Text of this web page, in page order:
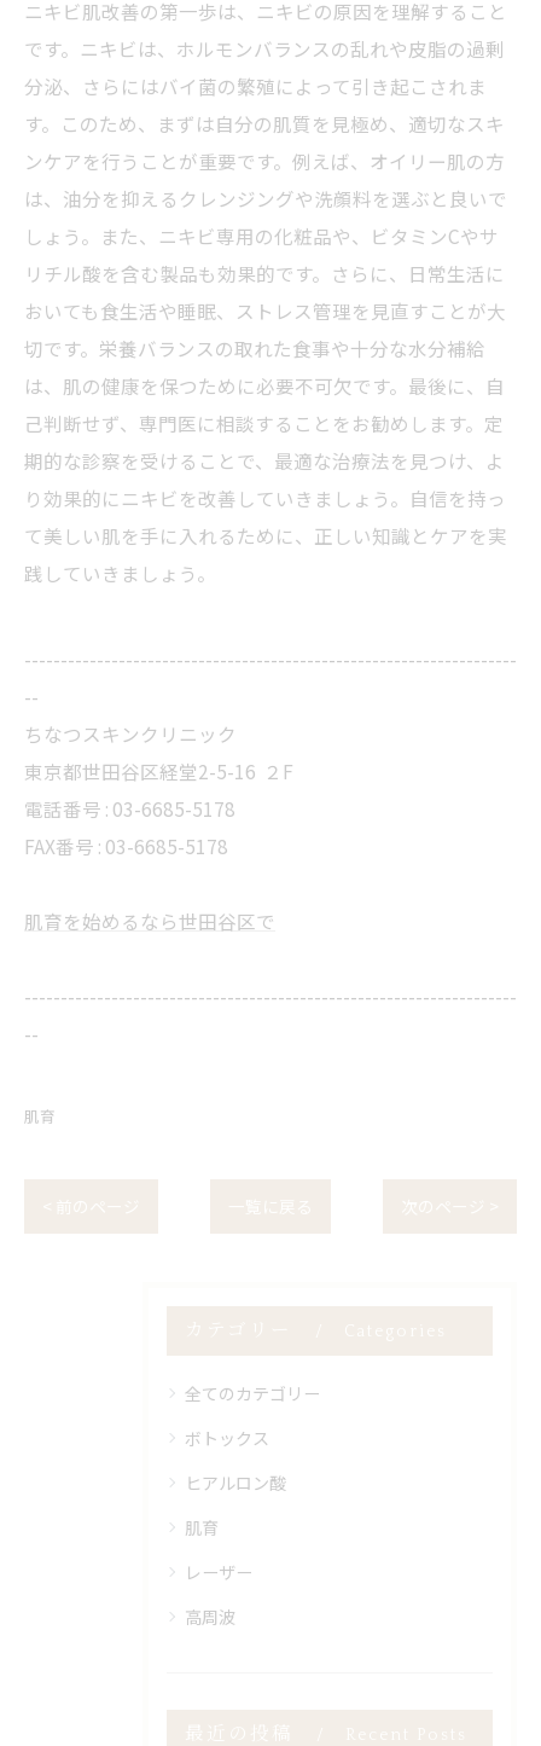
ニキビ肌改善の第一歩は、ニキビの原因を理解すること
です。ニキビは、ホルモンバランスの乱れや皮脂の過剰
分泌、さらにはバイ菌の繁殖によって引き起こされま
す。このため、まずは自分の肌質を見極め、適切なスキ
ンケアを行うことが重要です。例えば、オイリー肌の方
は、油分を抑えるクレンジングや洗顔料を選ぶと良いで
しょう。また、ニキビ専用の化粧品や、ビタミンCやサ
リチル酸を含む製品も効果的です。さらに、日常生活に
おいても食生活や睡眠、ストレス管理を見直すことが大
切です。栄養バランスの取れた食事や十分な水分補給
は、肌の健康を保つために必要不可欠です。最後に、自
己判断せず、専門医に相談することをお勧めします。定
期的な診察を受けることで、最適な治療法を見つけ、よ
り効果的にニキビを改善していきましょう。自信を持っ
て美しい肌を手に入れるために、正しい知識とケアを実
践していきましょう。
--------------------------------------------------------------------
--
ちなつスキンクリニック
東京都世田谷区経堂2-5-16 ２F
電話番号 : 03-6685-5178
FAX番号 : 03-6685-5178
肌育を始めるなら世田谷区で
--------------------------------------------------------------------
--
肌育
全てのカテゴリー
ボトックス
ヒアルロン酸
肌育
レーザー
高周波